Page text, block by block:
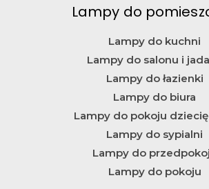
Lampy do
Lampy do kuchni
Lampy do salonu i
Lampy do łazienki
Lampy do biura
Lampy do pokoju
Lampy do sypialni
Lampy do
Lampy do pokoju